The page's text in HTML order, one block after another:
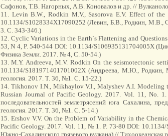
Сафонов, Т.В. Нагорных, А.В. Коновалов и др. //
11. Levin B.W., Rodkin M.V., Sasorova E.V. Effect of
10.1134/S1028334X17090252 (Левин, Б.В., Родкин, М.В.,
3. С. 343-346.)
12. Cyclic Variations in the Earth`s Flattening and
53, N 4, P. 540-544 DOI: 10.1134/S106935131704005X
Физика Земли. 2017. № 4, С. 50-54.)
13. M.Y. Andreeva, M.V. Rodkin On the seismotectonic
10.1134/S181971401701002X (Андреева, М.Ю., Родкин,
геология. 2017. Т. 36, №1. С. 15-22.)
14. Tikhonov I.N., Mikhaylov V.I., Malyshev A.I. Modeling
Russian Journal of Pacific Geology. 2017. Vol. 11, No.
последовательностей землетрясений юга Сахалина,
геология. 2017. Т. 36, №1. С. 5-14.)
15. Ershov V.V. On the Problem of Variability in the
Pacific Geology. 2017. Vol. 11, № 1. P. 73-80 DOI:
Южно-Сахалинского грязевого вулкана) //